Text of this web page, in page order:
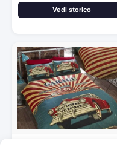
Vedi storico